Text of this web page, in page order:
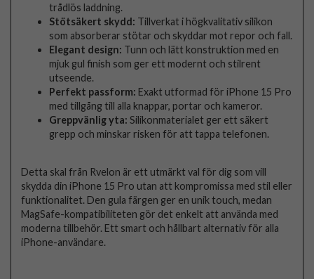
trådlös laddning.
Stötsäkert skydd: Tillverkat i högkvalitativ silikon
som absorberar stötar och skyddar mot repor och fall.
Elegant design: Tunn och lätt konstruktion med en
mjuk gul finish som ger ett modernt och stilrent
utseende.
Perfekt passform: Exakt utformad för iPhone 15 Pro
med tillgång till alla knappar, portar och kameror.
Greppvänlig yta: Silikonmaterialet ger ett säkert
grepp och minskar risken för att tappa telefonen.
Detta skal från Rvelon är ett utmärkt val för dig som vill
skydda din iPhone 15 Pro utan att kompromissa med stil eller
funktionalitet. Den gula färgen ger en unik touch, medan
MagSafe-kompatibiliteten gör det enkelt att använda med
moderna tillbehör. Ett smart och hållbart alternativ för alla
iPhone-användare.